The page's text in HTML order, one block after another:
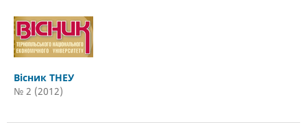
Вісник ТНЕУ
№ 2 (2012)